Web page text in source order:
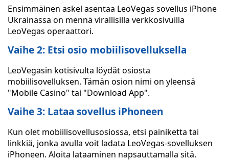
Ensimmäinen askel asentaa LeoVegas sovellus iPhone
Ukrainassa on mennä virallisilla verkkosivuilla
LeoVegas operaattori.
Vaihe 2: Etsi osio mobiilisovelluksella
LeoVegasin kotisivulta löydät osiosta
mobiilisovelluksen. Tämän osion nimi on yleensä
"Mobile Casino" tai "Download App".
Vaihe 3: Lataa sovellus iPhoneen
Kun olet mobiilisovellusosiossa, etsi painiketta tai
linkkiä, jonka avulla voit ladata LeoVegas-sovelluksen
iPhoneen. Aloita lataaminen napsauttamalla sitä.